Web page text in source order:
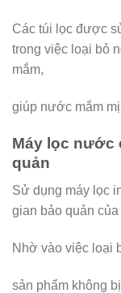
Các túi lọc được
trong việc loại bỏ
mắm,
giúp nước mắm
Máy lọc nước
quản
Sử dụng máy lọc
gian bảo quản của
Nhờ vào việc loại
sản phẩm không